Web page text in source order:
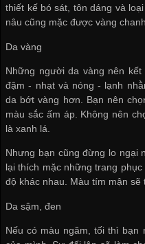
thiết kế bó sát, tôn dáng và
nâu cũng mặc được vàng
Da vàng
Những người da vàng nên
đậm - nhạt và nóng - lạnh
da bớt vàng hơn. Bạn nên
màu sắc ấm áp. Không nên
là xanh lá.
Nhưng bạn cũng đừng lo ngại
lại thích mặc những trang
độ khác nhau. Màu tím mận
Da sậm, đen
Nếu có màu ngăm, tối thì bạn